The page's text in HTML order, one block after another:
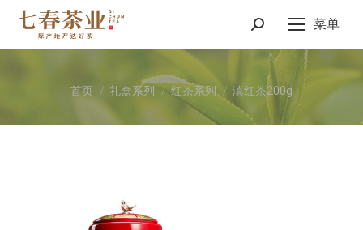
菜单
Search:
您在这里：
首页 礼盒系列 红茶系列 滇红茶200g